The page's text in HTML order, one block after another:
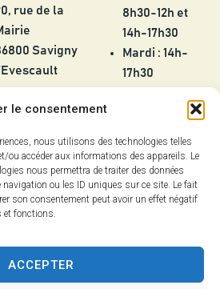
le consentement
nous utilisons des technologies telles
ou accéder aux informations des appareils. Le
nous permettra de traiter des données
navigation ou les ID uniques sur ce site. Le fait
son consentement peut avoir un effet négatif
et fonctions.
ACCEPTER
rue de la
Savigny
05 49 56 55
contact@savignylevescault.fr
Contact
8h30-12h et
14h-17h30
Mardi : 14h-
17h30
8h30-12h et
14h-17h30
Vendredi :